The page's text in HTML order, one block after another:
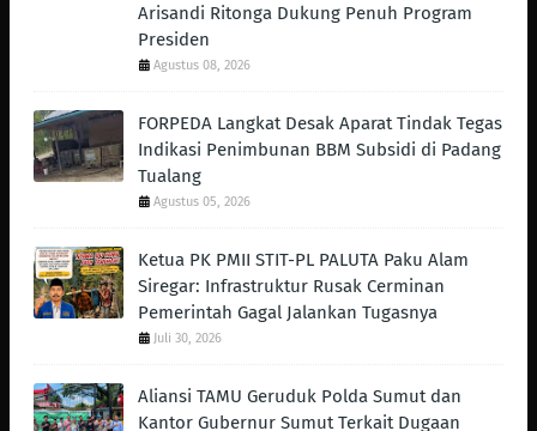
Arisandi Ritonga Dukung Penuh Program
Presiden
Agustus 08, 2026
FORPEDA Langkat Desak Aparat Tindak Tegas
Indikasi Penimbunan BBM Subsidi di Padang
Tualang
Agustus 05, 2026
Ketua PK PMII STIT-PL PALUTA Paku Alam
Siregar: Infrastruktur Rusak Cerminan
Pemerintah Gagal Jalankan Tugasnya
Juli 30, 2026
Aliansi TAMU Geruduk Polda Sumut dan
Kantor Gubernur Sumut Terkait Dugaan